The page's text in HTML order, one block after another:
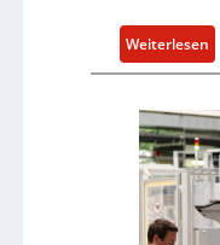
c
A
c
t
i
n
h
e
i
t
f
ü
r
Weiterlesen
F
a
u
n
h
o